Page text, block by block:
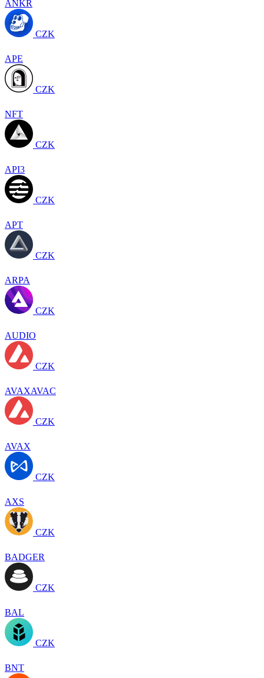
ANKR
CZK
APE
CZK
NFT
CZK
API3
CZK
APT
CZK
ARPA
CZK
AUDIO
CZK
AVAXAVAC
CZK
AVAX
CZK
AXS
CZK
BADGER
CZK
BAL
CZK
BNT